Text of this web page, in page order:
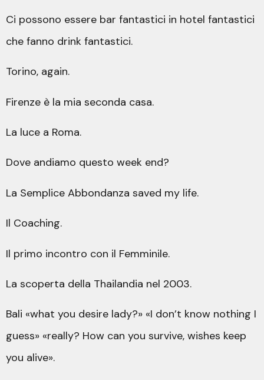
Ci possono essere bar fantastici in hotel fantastici
che fanno drink fantastici.
Torino, again.
Firenze è la mia seconda casa.
La luce a Roma.
Dove andiamo questo week end?
La Semplice Abbondanza saved my life.
Il Coaching.
Il primo incontro con il Femminile.
La scoperta della Thailandia nel 2003.
Bali «what you desire lady?» «I don’t know nothing I
guess» «really? How can you survive, wishes keep
you alive».